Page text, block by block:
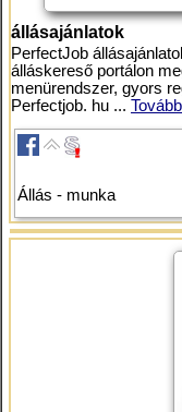
állásajánlatok
PerfectJob
álláskereső portálon
menürendszer, gyors
Perfectjob. hu ...
Állás - munka